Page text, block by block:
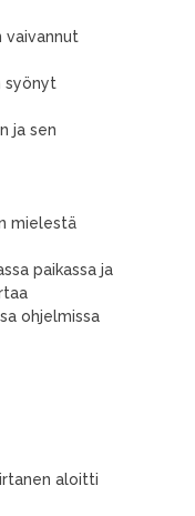
vaivannut
syönyt
ja sen
mielestä
paikassa ja
ohjelmissa
aloitti